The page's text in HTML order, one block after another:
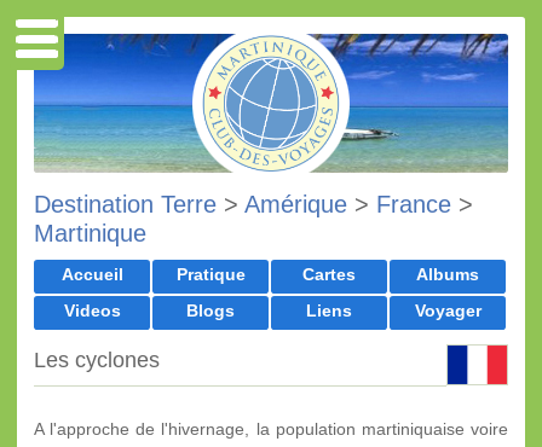
Destination Terre > Amérique > France >
Martinique
Accueil Pratique Cartes
Albums
Videos
Blogs Liens Voyager
Les cyclones
A l'approche de l'hivernage, la population martiniquaise voire